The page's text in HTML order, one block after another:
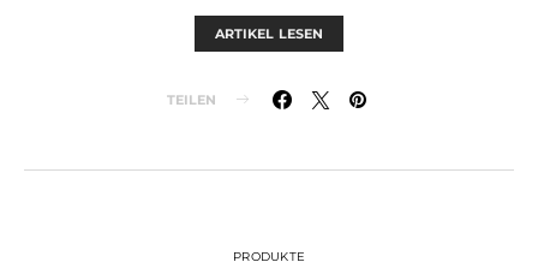
ARTIKEL LESEN
TEILEN
PRODUKTE